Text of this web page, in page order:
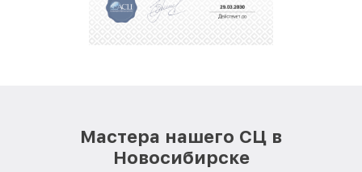
Мастера нашего СЦ в
Новосибирске